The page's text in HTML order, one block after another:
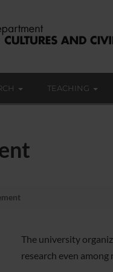
TEACHING
The university
research even